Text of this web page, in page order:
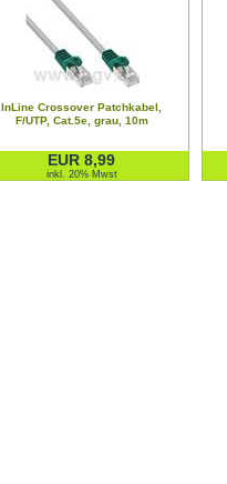
InLine Crossover Patchkabel,
F/UTP, Cat.5e, grau, 10m
EUR 8,99
inkl. 20% Mwst